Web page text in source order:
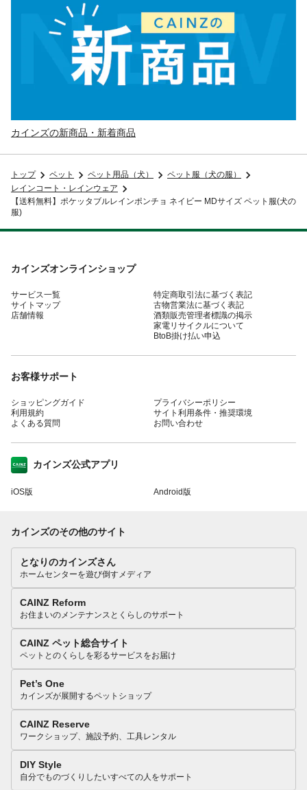
カインズの新商品・新着商品
トップ ペット ペット用品（犬）
ペット服（犬の服）
レインコート・レインウェア
【送料無料】ポケッタブルレインポンチョ ネイビー MDサイズ ペット服(犬の
服)
カインズオンラインショップ
サービス一覧
サイトマップ
店舗情報
特定商取引法に基づく表記
古物営業法に基づく表記
酒類販売管理者標識の掲示
家電リサイクルについて
BtoB掛け払い申込
お客様サポート
ショッピングガイド
利用規約
よくある質問
プライバシーポリシー
サイト利用条件・推奨環境
お問い合わせ
カインズ公式アプリ
iOS版 Android版
カインズのその他のサイト
となりのカインズさん
ホームセンターを遊び倒すメディア
CAINZ Reform
お住まいのメンテナンスとくらしのサポート
CAINZ ペット総合サイト
ペットとのくらしを彩るサービスをお届け
Pet’s One
カインズが展開するペットショップ
CAINZ Reserve
ワークショップ、施設予約、工具レンタル
DIY Style
自分でものづくりしたいすべての人をサポート